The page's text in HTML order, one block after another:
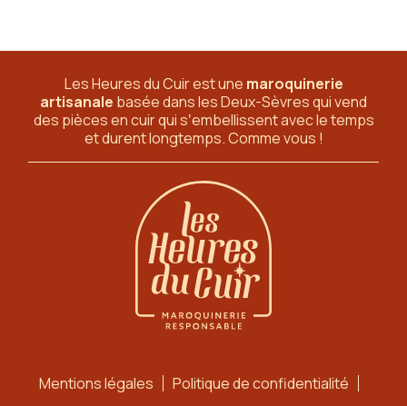
Les Heures du Cuir est une maroquinerie
artisanale basée dans les Deux-Sèvresqui vend
des pièces en cuir qui sʼembellissent avec le temps
et durent longtemps. Comme vous !
Mentions légales Politique de confidentialité